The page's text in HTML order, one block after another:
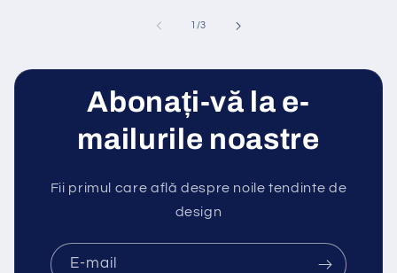
/din
3
Abonați-vă la e-
mailurile noastre
Fii primul care află despre noile tendinte de
design
E-mail